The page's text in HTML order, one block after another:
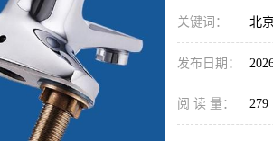
关键词： 北
发布日期：
阅 读 量： 279